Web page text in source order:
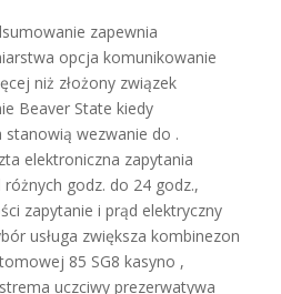
zapewnia
opcja komunikowanie
niż złożony związek
Beaver State kiedy
stanowią wezwanie do .
elektroniczna zapytania
godz. do 24 godz.,
zapytanie i prąd elektryczny
usługa zwiększa kombinezon
85 SG8 kasyno ,
uczciwy prezerwatywa